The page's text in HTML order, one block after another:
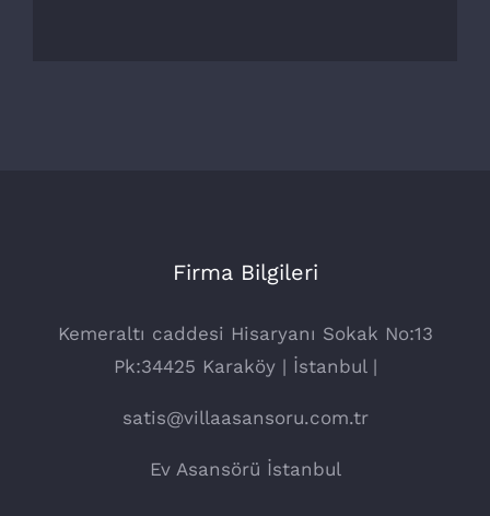
Firma Bilgileri
Kemeraltı caddesi Hisaryanı Sokak No:13
Pk:34425 Karaköy | İstanbul |
satis@villaasansoru.com.tr
Ev Asansörü İstanbul